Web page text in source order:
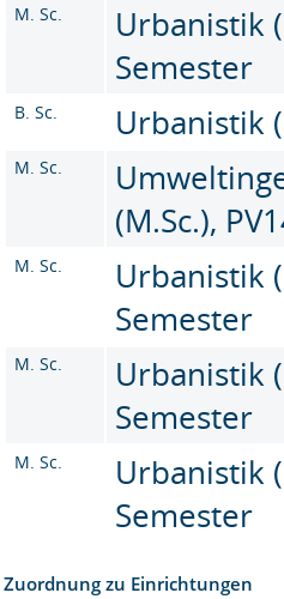
M. Sc.
Urbanistik
Semester
B. Sc. Urbanistik
M. Sc.
(M.Sc.),
M. Sc.
Urbanistik
Semester
M. Sc.
Urbanistik
Semester
M. Sc.
Urbanistik
Semester
Zuordnung zu Einrichtungen